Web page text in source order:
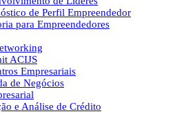
de Perfil Empreendedor
para Empreendedores
ACIJS
Empresariais
de Negócios
e Análise de Crédito